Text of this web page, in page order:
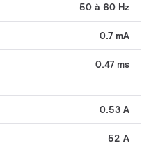
50 à 60 Hz
0.7 mA
0.47 ms
0.53 A
52 A